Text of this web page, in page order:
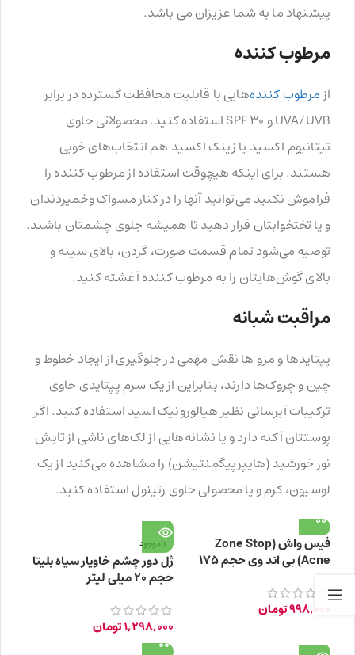
پیشنهاد ما به شما عزیزان می باشد.
مرطوب کننده
ازمرطوب کننده‌هایی با قابلیت محافظت گسترده در برابر
UVA/UVB و SPF 30 استفاده کنید. محصولاتی حاوی
تیتانیوم اکسید یا زینک اکسید هم انتخاب‌های خوبی
هستند. برای اینکه هیچوقت استفاده از مرطوب کننده را
فراموش نکنید می‌توانید آنها را در کنار مسواک وخمیردندان
و یا تختخوابتان قرار دهید تا همیشه جلوی چشمتان باشند.
توصیه می‌شود تمام قسمت صورت، گردن، بالای سینه و
بالای گوش‌هایتان را به مرطوب کننده آغشته کنید.
مراقبت شبانه
پپتایدها و مزو ها نقش مهمی در جلوگیری از ایجاد خطوط و
چین و چروک‌ها دارند، بنابراین از یک سرم پپتایدی حاوی
ترکیبات آبرسانی نظیر هیالورونیک اسید استفاده کنید. اگر
پوستتان آکنه دارد و یا نشانه‌هایی از لک‌های ناشی از تابش
نور خورشید (هایپرپیگمنتیشن) را مشاهده می‌کنید از یک
لوسیون، کرم و یا محصولی حاوی رتینول استفاده کنید.
فیس واش (Zone Stop
Acne) بی اند وی حجم ۱۷۵
998,000تومان
ناموجود
ژل دور چشم خاویار سیاه بلیتا
حجم ۲۰ میلی لیتر
1,298,000تومان